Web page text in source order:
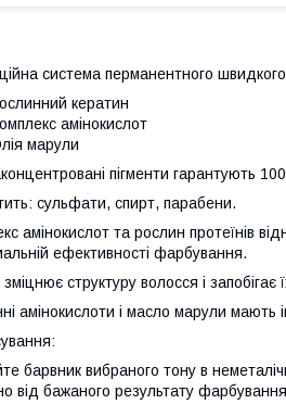
система перманентного
кератин
амінокислот
марули
пігменти гарантують
сульфати, спирт, парабени.
амінокислот та рослин протеїнів
ефективності фарбування.
зміцнює структуру волосся і
амінокислоти і масло марули мають
барвник вибраного тону в
від бажаного результату